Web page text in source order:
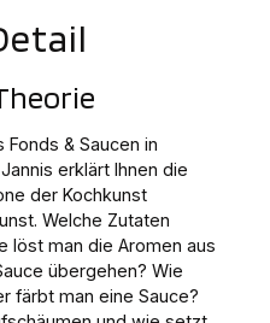
& Saucen in
erklärt Ihnen die
der Kochkunst
Welche Zutaten
löst man die Aromen aus
übergehen? Wie
färbt man eine Sauce?